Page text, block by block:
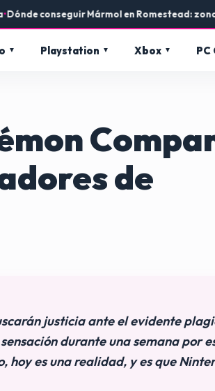
conseguir Mármol en Romestead: zonas de
Playstation Xbox PC
de
justicia ante el evidente
durante una semana por
hoy es una realidad, y es que